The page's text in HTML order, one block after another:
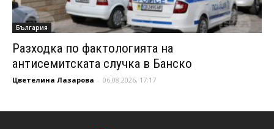
България
Разходка по фактологията на
антисемитската случка в Банско
Цветелина Лазарова - 06.08.2026, 17:17